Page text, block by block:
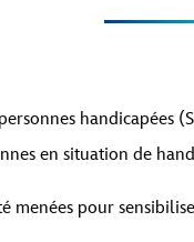
handicapées
en situation de
menées pour